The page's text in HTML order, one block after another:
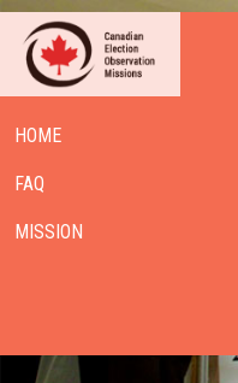
HOME
FAQ
MISSION